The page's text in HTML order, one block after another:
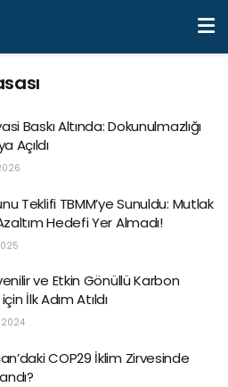
Baskı Altında: Dokunulmazlığı
Açıldı
Teklifi TBMM’ye Sunuldu: Mutlak
Hedefi Yer Almadı!
ve Etkin Gönüllü Karbon
İlk Adım Atıldı
COP29 İklim Zirvesinde